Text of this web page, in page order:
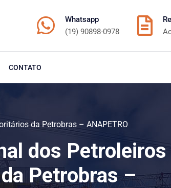
Whatsapp
(19) 90898-0978
CONTATO
da Petrobras – ANAPETRO
dos Petroleiros
Petrobras –